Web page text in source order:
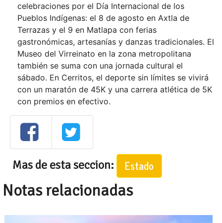
celebraciones por el Día Internacional de los
Pueblos Indígenas: el 8 de agosto en Axtla de
Terrazas y el 9 en Matlapa con ferias
gastronómicas, artesanías y danzas tradicionales. El
Museo del Virreinato en la zona metropolitana
también se suma con una jornada cultural el
sábado. En Cerritos, el deporte sin límites se vivirá
con un maratón de 45K y una carrera atlética de 5K
con premios en efectivo.
Mas de esta seccion: Estado
Notas relacionadas